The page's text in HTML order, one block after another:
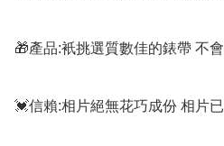
🎁產品:衹挑選質數佳的錶帶 不
💓信賴:相片絕無花巧成份 相片